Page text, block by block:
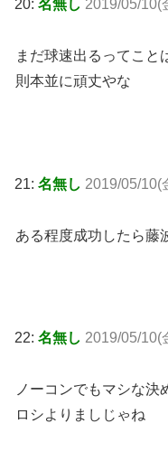
20: 名無し 2019/05/10(
まだ球速出るってこと
則本並に頑丈やな
21: 名無し 2019/05/10(
ある程度成功したら藤
22: 名無し 2019/05/10(
ノーコンでもマシな決
ロシよりましじゃね